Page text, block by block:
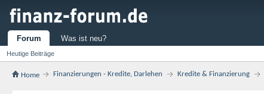
Forum
Heutige Beiträge
Was ist neu?
Home Finanzierungen - Kredite, Darlehen Kredite & Finanzierung